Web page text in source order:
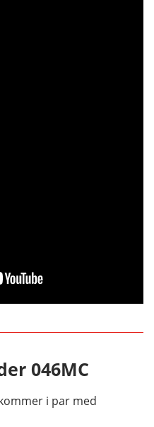
046MC
i par med